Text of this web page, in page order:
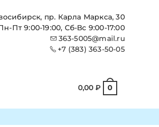
пр. Карла Маркса, 30
Пт 9:00-19:00, Сб-Вс 9:00-17:00
363-5005@mail.ru
+7 (383) 363-50-05
0,00 ₽ 0